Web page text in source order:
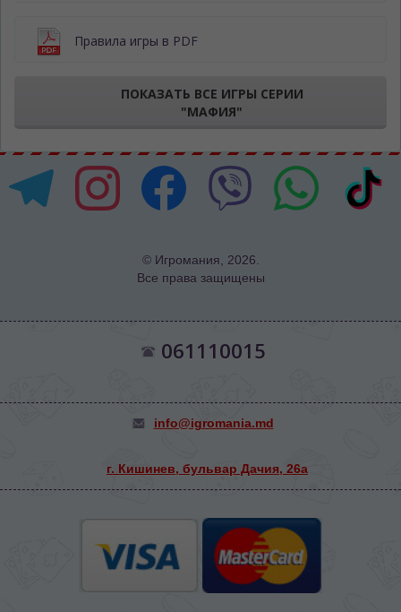
Правила игры в PDF
ПОКАЗАТЬ ВСЕ ИГРЫ СЕРИИ
"МАФИЯ"
© Игромания, 2026.
Все права защищены
061110015
info@igromania.md
г. Кишинев, бульвар Дачия, 26а